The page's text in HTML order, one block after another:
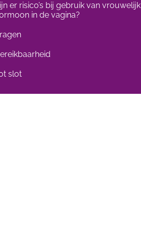
er risico’s bij gebruik van vrouwelijk
in de vagina?
slot